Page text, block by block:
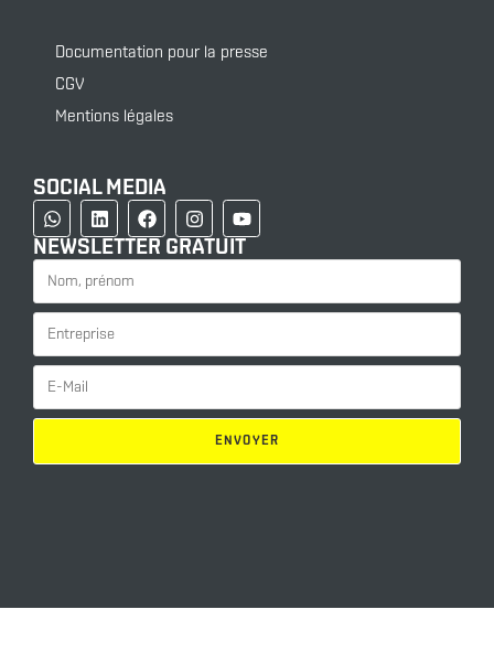
Documentation pour la presse
CGV
Mentions légales
SOCIAL MEDIA
NEWSLETTER GRATUIT